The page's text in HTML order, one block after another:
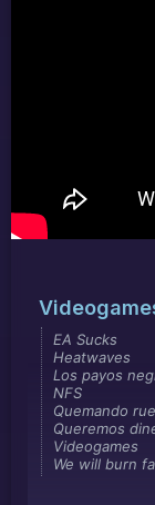
EA Sucks
Heatwaves
Los payos
NFS
Quemando
Queremos
Videogames
We will burn